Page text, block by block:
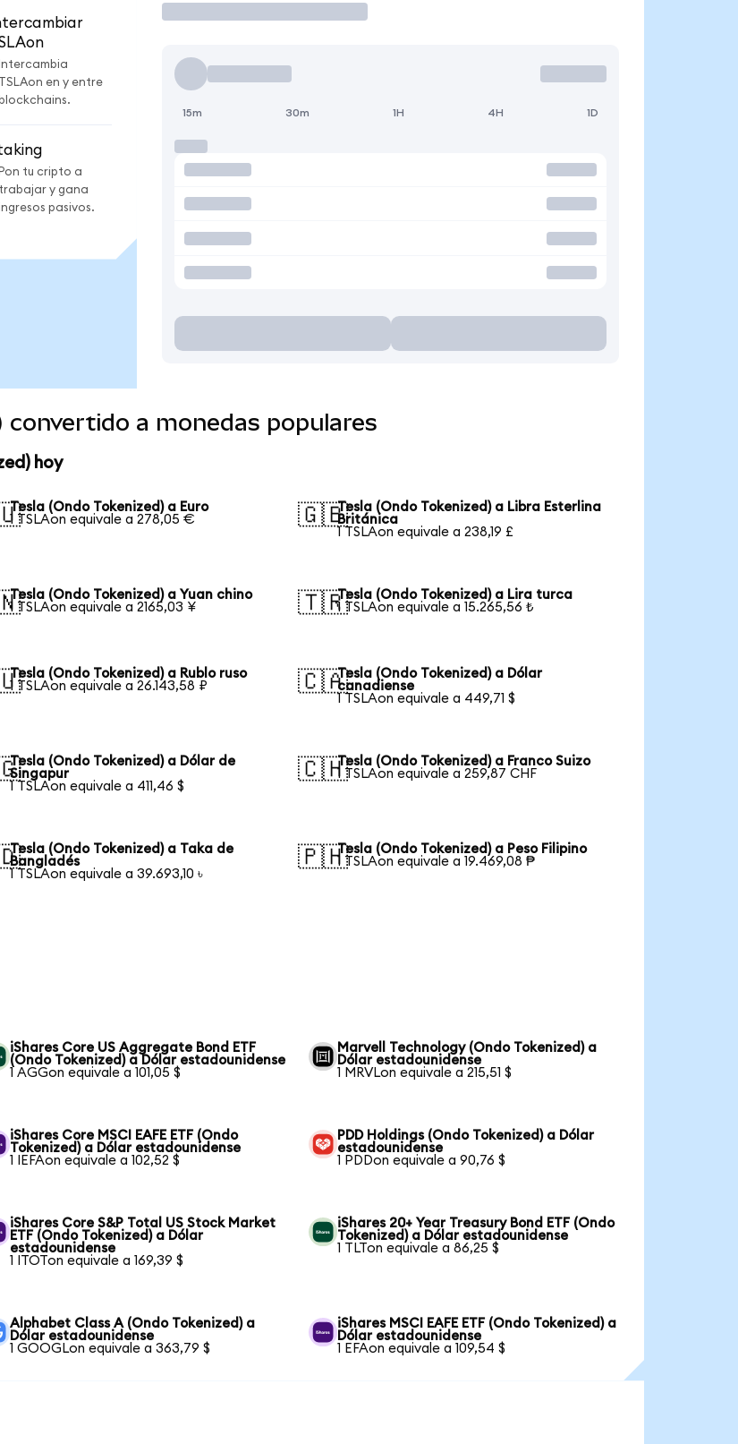
Intercambia
TSLAon en y entre
blockchains.
Pon tu cripto a
trabajar y gana
pasivos.
15m 30m 1H 4H 1D
convertido a monedas populares
hoy
Tesla (Ondo Tokenized) a Euro
1 TSLAon equivale a 278,05 €
🇬🇧Tesla (Ondo Tokenized) a Libra Esterlina
Británica
1 TSLAon equivale a 238,19 £
Tesla (Ondo Tokenized) a Yuan chino
1 TSLAon equivale a 2165,03 ¥
🇹🇷Tesla (Ondo Tokenized) a Lira turca
1 TSLAon equivale a 15.265,56 ₺
Tesla (Ondo Tokenized) a Rublo ruso
1 TSLAon equivale a 26.143,58 ₽
🇨🇦Tesla (Ondo Tokenized) a Dólar
canadiense
1 TSLAon equivale a 449,71 $
Tesla (Ondo Tokenized) a Dólar de
Singapur
1 TSLAon equivale a 411,46 $
🇨🇭Tesla (Ondo Tokenized) a Franco Suizo
1 TSLAon equivale a 259,87 CHF
Tesla (Ondo Tokenized) a Taka de
Bangladés
1 TSLAon equivale a 39.693,10 ৳
🇵🇭Tesla (Ondo Tokenized) a Peso Filipino
1 TSLAon equivale a 19.469,08 ₱
iShares Core US Aggregate Bond ETF
(Ondo Tokenized) a Dólar estadounidense
1 AGGon equivale a 101,05 $
Marvell Technology (Ondo Tokenized) a
Dólar estadounidense
1 MRVLon equivale a 215,51 $
iShares Core MSCI EAFE ETF (Ondo
Tokenized) a Dólar estadounidense
1 IEFAon equivale a 102,52 $
PDD Holdings (Ondo Tokenized) a Dólar
estadounidense
1 PDDon equivale a 90,76 $
iShares Core S&P Total US Stock Market
ETF (Ondo Tokenized) a Dólar
estadounidense
1 ITOTon equivale a 169,39 $
iShares 20+ Year Treasury Bond ETF (Ondo
Tokenized) a Dólar estadounidense
1 TLTon equivale a 86,25 $
Alphabet Class A (Ondo Tokenized) a
Dólar estadounidense
1 GOOGLon equivale a 363,79 $
iShares MSCI EAFE ETF (Ondo Tokenized) a
Dólar estadounidense
1 EFAon equivale a 109,54 $